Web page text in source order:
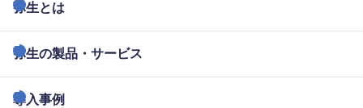
弥生とは
弥生の製品・サービス
導入事例